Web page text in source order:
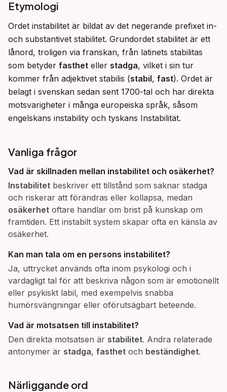
Etymologi
Ordet instabilitet är bildat av det negerande prefixet in-
och substantivet stabilitet. Grundordet stabilitet är ett
lånord, troligen via franskan, från latinets stabilitas
som betyder fasthet eller stadga, vilket i sin tur
kommer från adjektivet stabilis (stabil, fast). Ordet är
belagt i svenskan sedan sent 1700-tal och har direkta
motsvarigheter i många europeiska språk, såsom
engelskans instability och tyskans Instabilität.
Vanliga frågor
Vad är skillnaden mellan instabilitet och osäkerhet?
Instabilitet beskriver ett tillstånd som saknar stadga
och riskerar att förändras eller kollapsa, medan
osäkerhet oftare handlar om brist på kunskap om
framtiden. Ett instabilt system skapar ofta en känsla av
osäkerhet.
Kan man tala om en persons instabilitet?
Ja, uttrycket används ofta inom psykologi och i
vardagligt tal för att beskriva någon som är emotionellt
eller psykiskt labil, med exempelvis snabba
humörsvängningar eller oförutsägbart beteende.
Vad är motsatsen till instabilitet?
Den direkta motsatsen är stabilitet. Andra relaterade
antonymer är stadga, fasthet och beständighet.
Närliggande ord